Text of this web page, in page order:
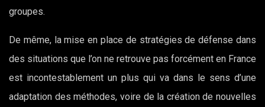
groupes.
De même, la mise en place de stratégies de défense dans
des situations que l’on ne retrouve pas forcément en France
est incontestablement un plus qui va dans le sens d’une
adaptation des méthodes, voire de la création de nouvelles